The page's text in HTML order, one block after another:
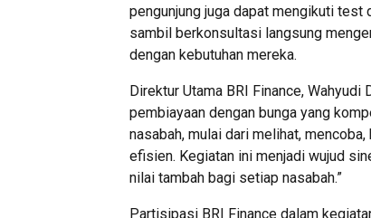
pengunjung juga dapat mengikuti
sambil berkonsultasi langsung
dengan kebutuhan mereka.
Direktur Utama BRI Finance, Wahyudi
pembiayaan dengan bunga yang
nasabah, mulai dari melihat,
efisien. Kegiatan ini menjadi wujud
nilai tambah bagi setiap nasabah.”
Partisipasi BRI Finance dalam